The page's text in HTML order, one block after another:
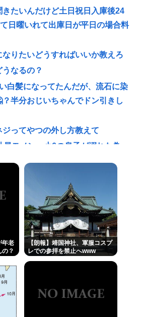
たいんだけど土日祝日入庫後24
日曜いれて出庫日が平日の場合料
りたいどうすればいいか教えろ
なるの？
白髪になってたんだが、流石に染
半分おじいちゃんでドン引きし
ってやつの外し方教えて
員モメン、小6の息子が溺れた為、
よな🙄
原因、判明するwww
してるやつって死にたくならん
」買わないの？モデル3なら300
スパ最強車がここにあるのに
場は「嫌いな街ですね」「早稲田
、僕は落ちましたので」
た女さん、ワカッテTVのせいでジ
年老
の？
【朗報】靖国神社、軍服コスプ
レでの参拝を禁止へwww